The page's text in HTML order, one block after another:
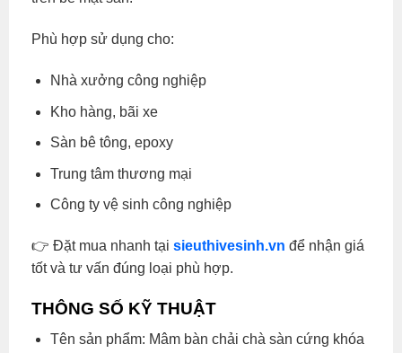
Phù hợp sử dụng cho:
Nhà xưởng công nghiệp
Kho hàng, bãi xe
Sàn bê tông, epoxy
Trung tâm thương mại
Công ty vệ sinh công nghiệp
👉 Đặt mua nhanh tại sieuthivesinh.vn để nhận giá
tốt và tư vấn đúng loại phù hợp.
THÔNG SỐ KỸ THUẬT
Tên sản phẩm: Mâm bàn chải chà sàn cứng khóa